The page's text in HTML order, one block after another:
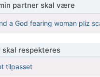
partner skal være
a God fearing woman pliz
skal respekteres
tilpasset